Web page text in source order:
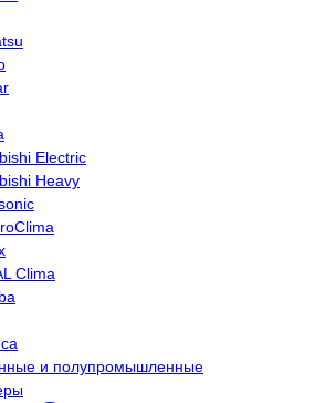
Electric
Heavy
Clima
и полупромышленные